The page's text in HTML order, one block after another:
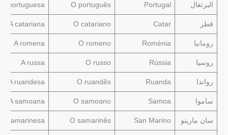
البرتغال Portugal
O português
A portuguesa
قطر Catar
O catariano
A catariana
رومانيا Roménia
O romeno
A romena
روسيا Rússia
O russo
A russa
رواندا Ruanda
O ruandês
A ruandesa
ساموا Samoa
O samoano
A samoana
سان مارينو San Marino
O samarinês
A samarinesa